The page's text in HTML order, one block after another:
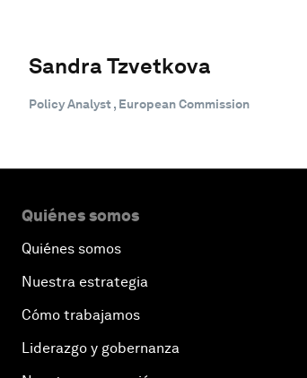
Sandra Tzvetkova
Policy Analyst , European Commission
Quiénes somos
Quiénes somos
Nuestra estrategia
Cómo trabajamos
Liderazgo y gobernanza